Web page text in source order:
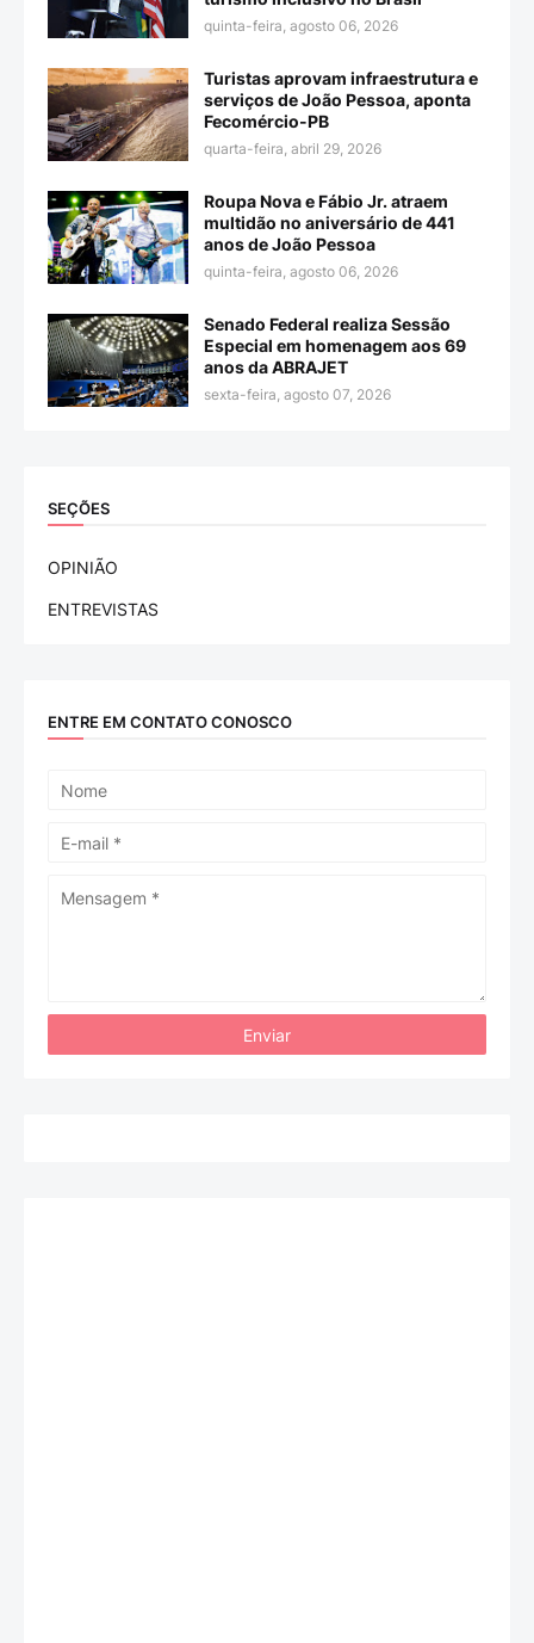
quinta-feira, agosto 06, 2026
Turistas aprovam infraestrutura e
serviços de João Pessoa, aponta
Fecomércio-PB
quarta-feira, abril 29, 2026
Roupa Nova e Fábio Jr. atraem
multidão no aniversário de 441
anos de João Pessoa
quinta-feira, agosto 06, 2026
Senado Federal realiza Sessão
Especial em homenagem aos 69
anos da ABRAJET
sexta-feira, agosto 07, 2026
SEÇÕES
OPINIÃO
ENTREVISTAS
ENTRE EM CONTATO CONOSCO